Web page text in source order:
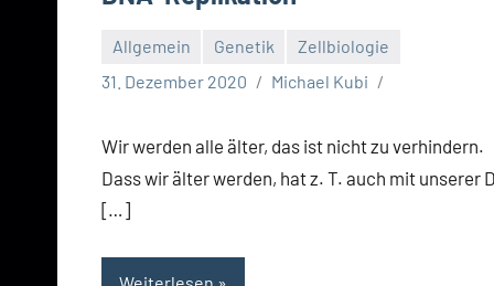
Allgemein Genetik
Zellbiologie
31. Dezember 2020
Michael Kubi
Wir werden alle älter, das ist nicht zu verhindern.
Dass wir älter werden, hat z. T. auch mit unserer
[…]